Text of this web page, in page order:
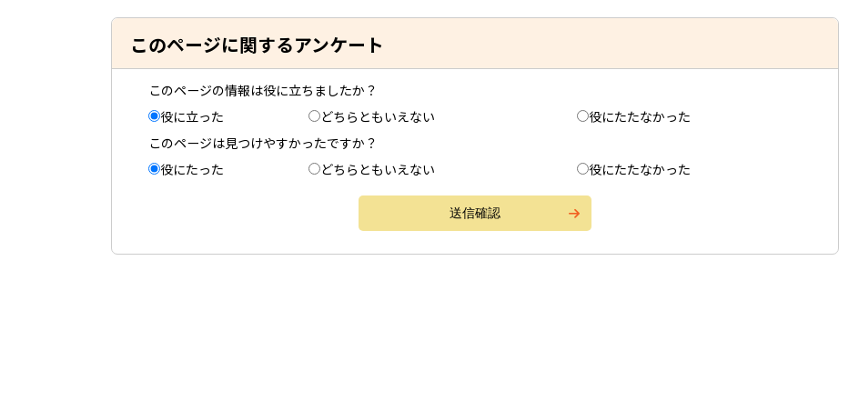
このページに関するアンケート
このページの情報は役に立ちましたか？
役に立った
どちらともいえない
役にたたなかった
このページは見つけやすかったですか？
役にたった
どちらともいえない 役にたたなかった